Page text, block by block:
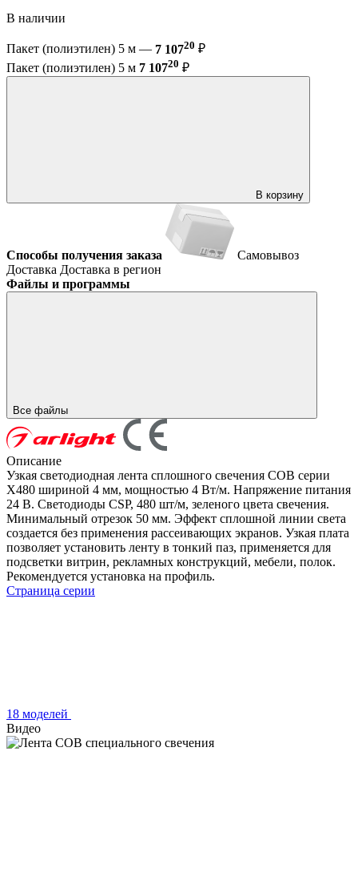
В наличии
Пакет (полиэтилен) 5 м — 7 10720 ₽
Пакет (полиэтилен) 5 м 7 10720 ₽
В корзину
Способы получения заказа
Самовывоз
Доставка Доставка в регион
Файлы и программы
Все файлы
Описание
Узкая светодиодная лента сплошного свечения COB серии
X480 шириной 4 мм, мощностью 4 Вт/м. Напряжение питания
24 В. Светодиоды CSP, 480 шт/м, зеленого цвета свечения.
Минимальный отрезок 50 мм. Эффект сплошной линии света
создается без применения рассеивающих экранов. Узкая плата
позволяет установить ленту в тонкий паз, применяется для
подсветки витрин, рекламных конструкций, мебели, полок.
Рекомендуется установка на профиль.
Страница серии
18 моделей
Видео